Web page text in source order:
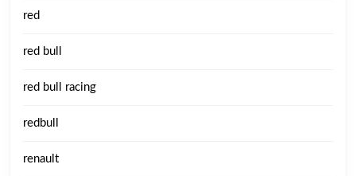
red
red bull
red bull racing
redbull
renault